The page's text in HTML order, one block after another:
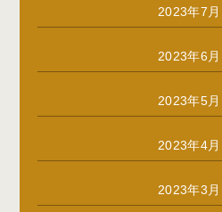
2023年7月
2023年6月
2023年5月
2023年4月
2023年3月